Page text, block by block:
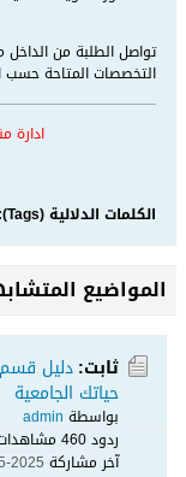
تواصل الطلبة من
التخصصات المتاحة حسب
ادارة
الكلمات الدلالية (Tags):
المواضيع
ثابت:دليل
حياتك الجامعية
بواسطة admin
ردود 0 46 مشاهدات
آخر مشاركة 01:45 PM